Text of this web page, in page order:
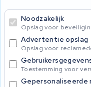
Noodzakelijk
Opslag voor
Advertentie opslag
Opslag voor
Toestemming voor
Gepersonaliseerde
©